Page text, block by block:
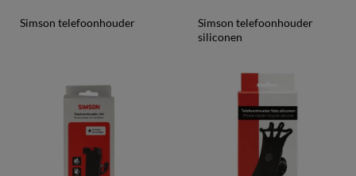
Simson telefoonhouder
Simson telefoonhouder
siliconen